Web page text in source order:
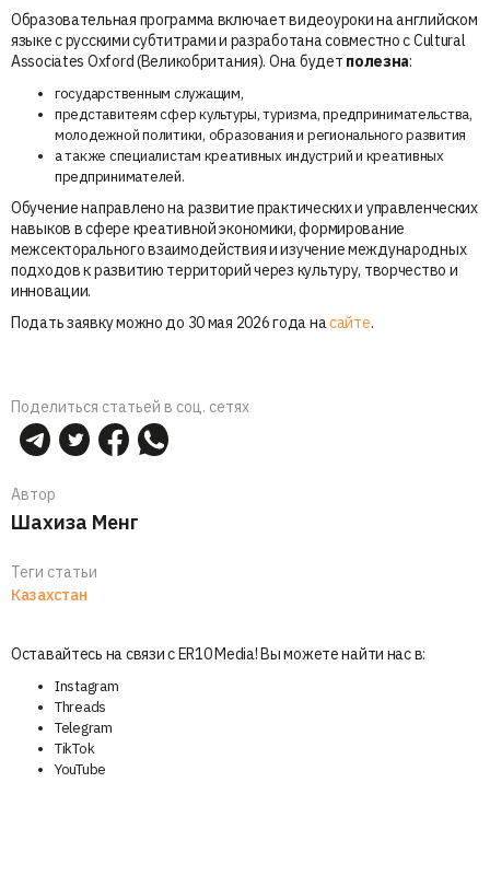
Образовательная программа включает видеоуроки на английском
языке с русскими субтитрами и разработана совместно с Cultural
Associates Oxford (Великобритания). Она будет полезна:
государственным служащим,
представитеям сфер культуры, туризма, предпринимательства,
молодежной политики, образования и регионального развития
а также специалистам креативных индустрий и креативных
предпринимателей.
Обучение направлено на развитие практических и управленческих
навыков в сфере креативной экономики, формирование
межсекторального взаимодействия и изучение международных
подходов к развитию территорий через культуру, творчество и
инновации.
Подать заявку можно до 30 мая 2026 года насайте.
Поделиться статьей в соц. сетях
Автор
Шахиза Менг
Теги статьи
Казахстан
Оставайтесь на связи с ER10 Media! Вы можете найти нас в:
Instagram
Threads
Telegram
TikTok
YouTube